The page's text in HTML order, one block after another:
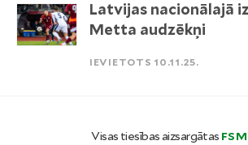
Latvijas nacionālajā
Metta audzēkņi
IEVIETOTS 10.11.25.
Visas tiesības aizsargātas FS